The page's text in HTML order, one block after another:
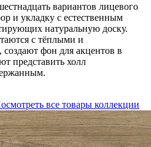
вариантов лицевого
и укладку с естественным
натуральную доску.
с тёплыми и
фон для акцентов в
представить холл
все товары коллекции